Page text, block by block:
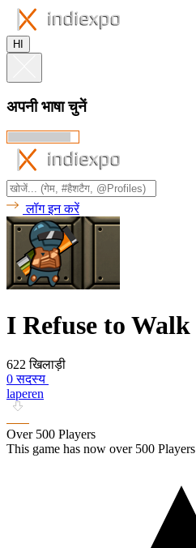
HI
अपनी भाषा चुनें
लॉग इन करें
I Refuse to Walk
622 खिलाड़ी
0 सदस्य
laperen
Over 500 Players
This game has now over 500 Players